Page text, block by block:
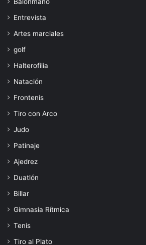
Entrevista
Artes marciales
golf
Halterofilia
Natación
Frontenis
Tiro con Arco
Judo
Patinaje
Ajedrez
Duatlón
Billar
Gimnasia Rítmica
Tenis
Tiro al Plato